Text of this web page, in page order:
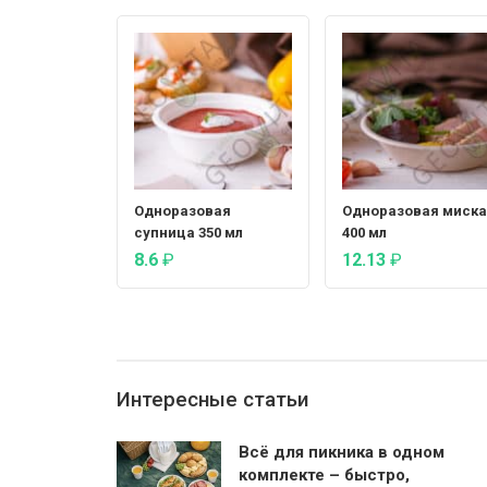
Одноразовая
супница 350 мл
8.6 ₽
Одноразовая миска
400 мл
12.13 ₽
Интересные статьи
Всё для пикника в одном
комплекте – быстро,